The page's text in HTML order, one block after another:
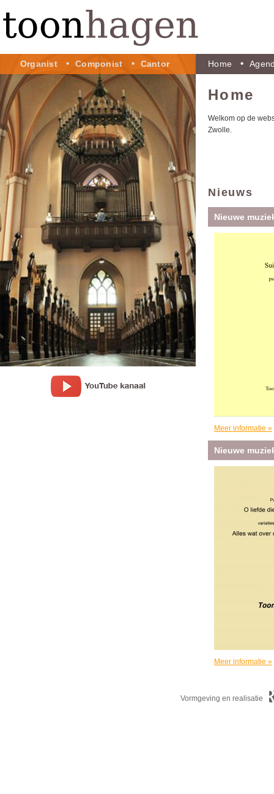
Home
Organist Componist Cantor
Home
Welkom op de
Zwolle.
Nieuws
Nieuwe
Meer informatie »
Nieuwe
Meer informatie »
Vormgeving en realisatie